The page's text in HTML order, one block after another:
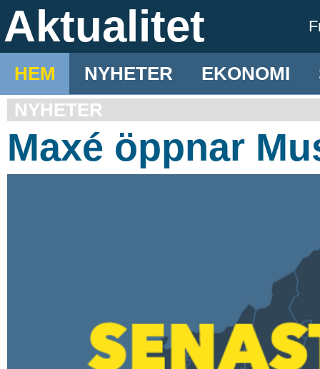
Aktualitet
HEM NYHETER EKONOMI
NYHETER
Maxé öppnar